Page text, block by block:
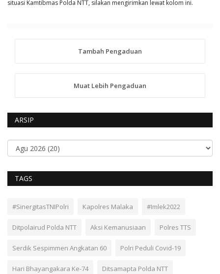
situasi Kamtibmas Polda NTT, silakan mengirimkan lewat kolom ini.
Tambah Pengaduan
Muat Lebih Pengaduan
ARSIP
TAGS
#SinergitasTNIPolri Kapolres Malaka #Imlek2022
Ditpolairud Polda NTT Aksi Kemanusiaan Polres TTS
Serdik Sespimmen Angkatan 60 Polri Peduli Covid-19
Hari Bhayangakara Ke-74 Ditsamapta Polda NTT